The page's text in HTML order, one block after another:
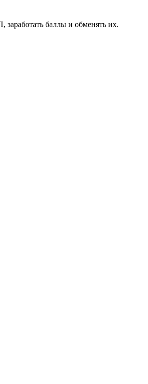
баллы и обменять их.